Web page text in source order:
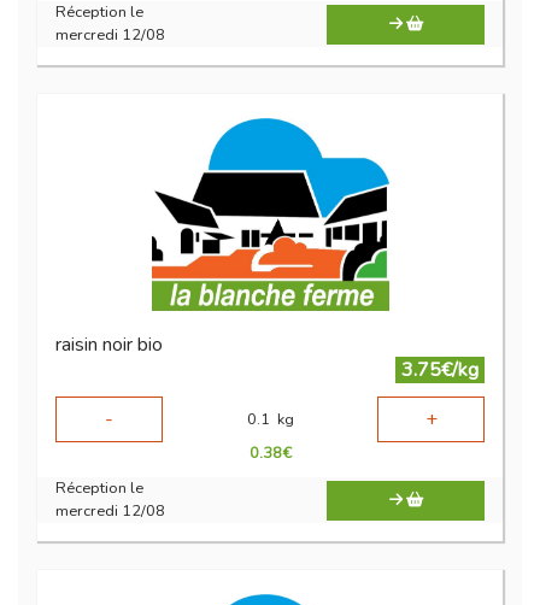
Réception le
mercredi 12/08
raisin noir bio
3.75€/kg
-
0.1 kg +
0.38€
Réception le
mercredi 12/08